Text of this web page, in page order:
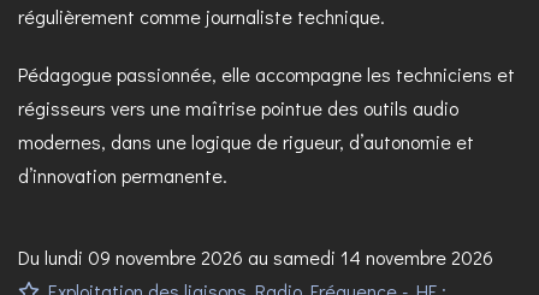
régulièrement comme journaliste technique.
Pédagogue passionnée, elle accompagne les techniciens et
régisseurs vers une maîtrise pointue des outils audio
modernes, dans une logique de rigueur, d’autonomie et
d’innovation permanente.
Du lundi 09 novembre 2026 au samedi 14 novembre 2026